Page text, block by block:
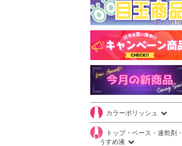
カラーポリッシュ
トップ・ベース・速乾剤・
うすめ液